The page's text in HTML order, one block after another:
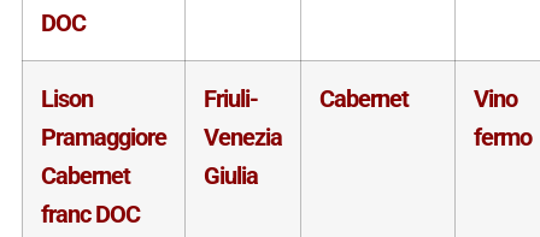
DOC
Lison
Pramaggiore
Cabernet
franc DOC
Friuli-
Venezia
Giulia
Cabernet
Vino
fermo